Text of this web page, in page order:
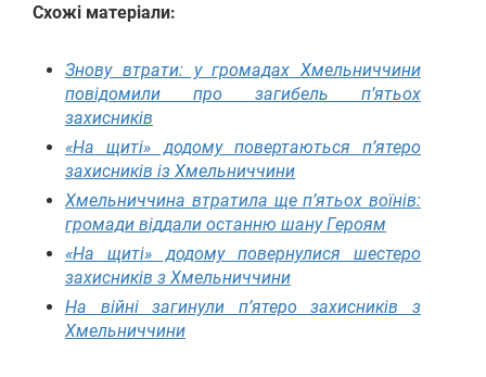
Схожі матеріали:
Знову втрати: у громадах Хмельниччини
повідомили про загибель п’ятьох
захисників
«На щиті» додому повертаються п’ятеро
захисників із Хмельниччини
Хмельниччина втратила ще п’ятьох воїнів:
громади віддали останню шану Героям
«На щиті» додому повернулися шестеро
захисників з Хмельниччини
На війні загинули п’ятеро захисників з
Хмельниччини